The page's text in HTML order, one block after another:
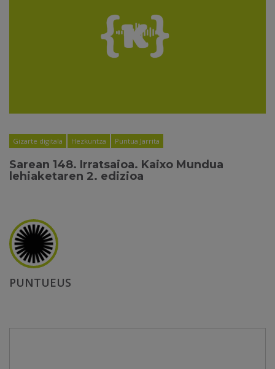
Gizarte digitala Hezkuntza Puntua Jarrita
Sarean 148. Irratsaioa. Kaixo Mundua
lehiaketaren 2. edizioa
PUNTUEUS